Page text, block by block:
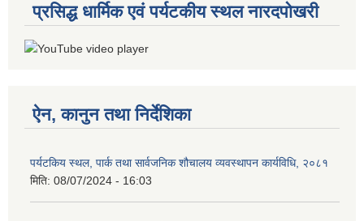
प्रसिद्ध धार्मिक एवं पर्यटकीय स्थल नारदपोखरी
ऐन, कानुन तथा निर्देशिका
पर्यटकिय स्थल, पार्क तथा सार्वजनिक शौचालय व्यवस्थापन कार्यविधि, २०८१
मिति: 08/07/2024 - 16:03